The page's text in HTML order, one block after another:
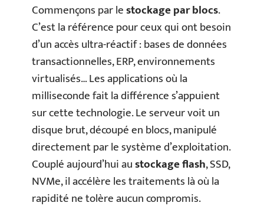
Commençons par lestockage par blocs.
C’est la référence pour ceux qui ont besoin
d’un accès ultra-réactif : bases de données
transactionnelles, ERP, environnements
virtualisés… Les applications où la
milliseconde fait la différence s’appuient
sur cette technologie. Le serveur voit un
disque brut, découpé en blocs, manipulé
directement par le système d’exploitation.
Couplé aujourd’hui austockage flash, SSD,
NVMe, il accélère les traitements là où la
rapidité ne tolère aucun compromis.